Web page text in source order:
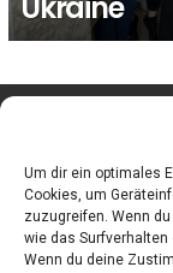
Um dir ein optimales
Cookies, um
zuzugreifen. Wenn
wie das Surfverhalten
Wenn du deine
Spiele Zitate